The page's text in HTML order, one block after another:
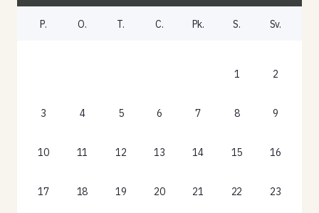
P. O. T. C. Pk. S. Sv.
1 2
3 4 5 6 7 8 9
10 11 12 13 14 15 16
17 18 19 20 21 22 23